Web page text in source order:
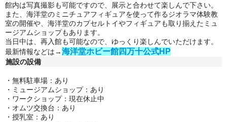
館内は写真撮影も可能ですので、展示と合わせて楽しんで下さい。
また、海洋堂のミニチュアフィギュアを使って作るジオラマ体験教
室の開催や、海洋堂のカプセルトイやフィギュアも取り揃えたミュ
ージアムショップもあります。
当日中は、再入館も可能なので、ゆっくり楽しんでいただけます。
最新情報などは→海洋堂ホビー館四万十公式HP
施設の設備
・無料駐車場：あり
・ ミュージアムショップ：あり
・ ワークショップ： 現在休止中
・ オムツ交換台 ： あり
・ 授乳室：あり